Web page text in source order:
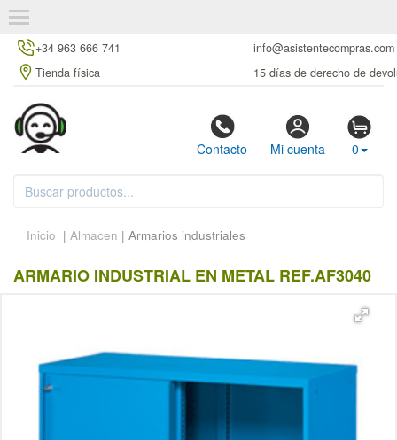
+34 963 666 741
info@asistentecompras.com
Tienda física
15 días de derecho de
Contacto Mi cuenta 0
Inicio | Almacen | Armarios industriales
ARMARIO INDUSTRIAL EN METAL REF.AF3040